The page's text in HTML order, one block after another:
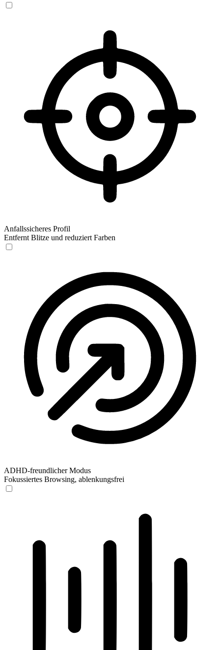
Anfallssicheres Profil
Entfernt Blitze und reduziert Farben
ADHD-freundlicher Modus
Fokussiertes Browsing, ablenkungsfrei